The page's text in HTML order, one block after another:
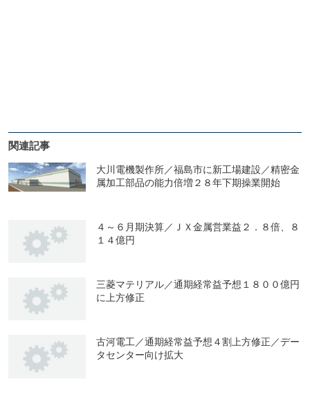
関連記事
大川電機製作所／福島市に新工場建設／精密金
属加工部品の能力倍増２８年下期操業開始
４～６月期決算／ＪＸ金属営業益２．８倍、８
１４億円
三菱マテリアル／通期経常益予想１８００億円
に上方修正
古河電工／通期経常益予想４割上方修正／デー
タセンター向け拡大